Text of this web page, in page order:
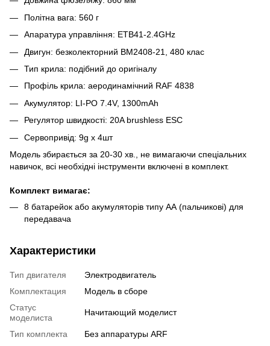
Політна вага: 560 г
Апаратура управління: ETB41-2.4GHz
Двигун: безколекторний BM2408-21, 480 клас
Тип крила: подібний до оригіналу
Профіль крила: аеродинамічний RAF 4838
Акумулятор: LI-PO 7.4V, 1300mAh
Регулятор швидкості: 20A brushless ESC
Сервопривід: 9g x 4шт
Модель збирається за 20-30 хв., не вимагаючи спеціальних
навичок, всі необхідні інструменти включені в комплект.
Комплект вимагає:
8 батарейок або акумуляторів типу АА (пальчикові) для
передавача
Характеристики
Тип двигателя
Электродвигатель
Комплектация
Модель в сборе
Статус
моделиста
Начитающий моделист
Тип комплекта Без аппаратуры ARF